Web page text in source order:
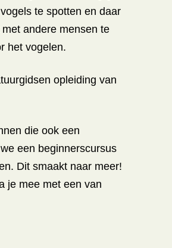
te spotten en daar
andere mensen te
het vogelen.
opleiding van
die ook een
een beginnerscursus
Dit smaakt naar meer!
je mee met een van